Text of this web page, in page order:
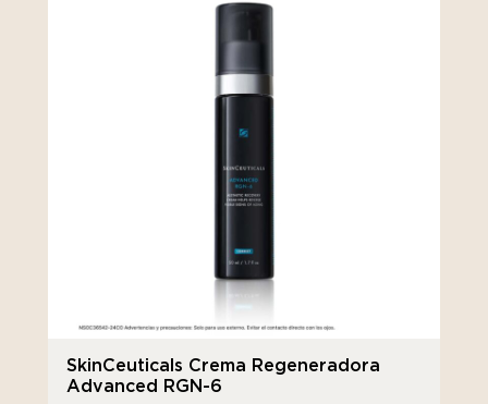
SkinCeuticals Crema Regeneradora
Advanced RGN-6